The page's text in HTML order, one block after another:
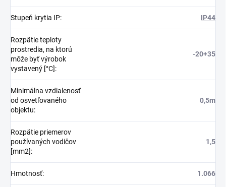
Stupeň krytia IP: IP44
Rozpätie teploty
prostredia, na ktorú
môže byť výrobok
vystavený [°C]:
-20+35
Minimálna vzdialenosť
od osvetľovaného
objektu:
0,5m
Rozpätie priemerov
používaných vodičov
[mm2]:
1,5
Hmotnosť: 1.066